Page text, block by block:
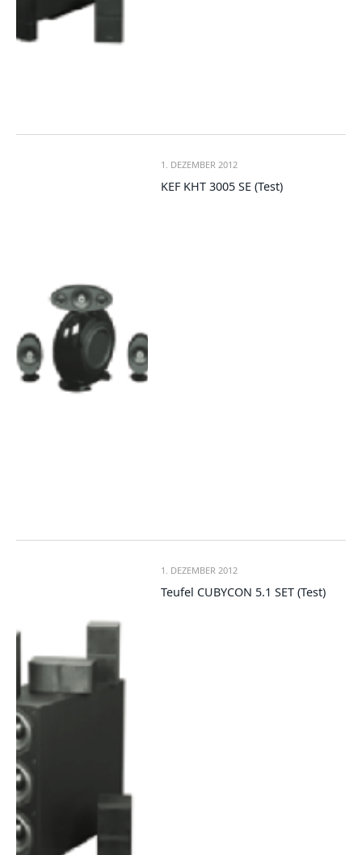
1. DEZEMBER 2012
KEF KHT 3005 SE (Test)
1. DEZEMBER 2012
Teufel CUBYCON 5.1 SET (Test)